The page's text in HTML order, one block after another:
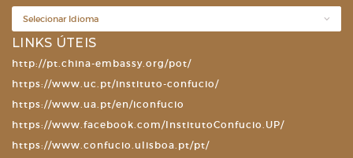
LINKS ÚTEIS
http://pt.china-embassy.org/pot/
https://www.uc.pt/instituto-confucio/
https://www.ua.pt/en/iconfucio
https://www.facebook.com/InstitutoConfucio.UP/
https://www.confucio.ulisboa.pt/pt/